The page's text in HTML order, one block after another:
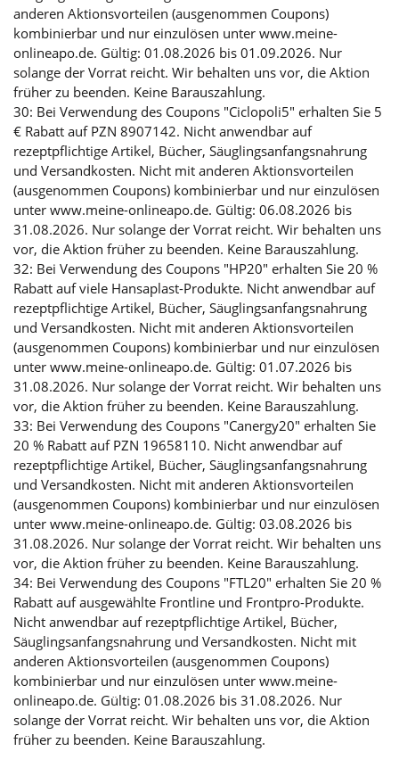
anderen Aktionsvorteilen (ausgenommen Coupons)
kombinierbar und nur einzulösen unter www.meine-
onlineapo.de. Gültig: 01.08.2026 bis 01.09.2026. Nur
solange der Vorrat reicht. Wir behalten uns vor, die Aktion
früher zu beenden. Keine Barauszahlung.
30: Bei Verwendung des Coupons "Ciclopoli5" erhalten Sie 5
€ Rabatt auf PZN 8907142. Nicht anwendbar auf
rezeptpflichtige Artikel, Bücher, Säuglingsanfangsnahrung
und Versandkosten. Nicht mit anderen Aktionsvorteilen
(ausgenommen Coupons) kombinierbar und nur einzulösen
unter www.meine-onlineapo.de. Gültig: 06.08.2026 bis
31.08.2026. Nur solange der Vorrat reicht. Wir behalten uns
vor, die Aktion früher zu beenden. Keine Barauszahlung.
32: Bei Verwendung des Coupons "HP20" erhalten Sie 20 %
Rabatt auf viele Hansaplast-Produkte. Nicht anwendbar auf
rezeptpflichtige Artikel, Bücher, Säuglingsanfangsnahrung
und Versandkosten. Nicht mit anderen Aktionsvorteilen
(ausgenommen Coupons) kombinierbar und nur einzulösen
unter www.meine-onlineapo.de. Gültig: 01.07.2026 bis
31.08.2026. Nur solange der Vorrat reicht. Wir behalten uns
vor, die Aktion früher zu beenden. Keine Barauszahlung.
33: Bei Verwendung des Coupons "Canergy20" erhalten Sie
20 % Rabatt auf PZN 19658110. Nicht anwendbar auf
rezeptpflichtige Artikel, Bücher, Säuglingsanfangsnahrung
und Versandkosten. Nicht mit anderen Aktionsvorteilen
(ausgenommen Coupons) kombinierbar und nur einzulösen
unter www.meine-onlineapo.de. Gültig: 03.08.2026 bis
31.08.2026. Nur solange der Vorrat reicht. Wir behalten uns
vor, die Aktion früher zu beenden. Keine Barauszahlung.
34: Bei Verwendung des Coupons "FTL20" erhalten Sie 20 %
Rabatt auf ausgewählte Frontline und Frontpro-Produkte.
Nicht anwendbar auf rezeptpflichtige Artikel, Bücher,
Säuglingsanfangsnahrung und Versandkosten. Nicht mit
anderen Aktionsvorteilen (ausgenommen Coupons)
kombinierbar und nur einzulösen unter www.meine-
onlineapo.de. Gültig: 01.08.2026 bis 31.08.2026. Nur
solange der Vorrat reicht. Wir behalten uns vor, die Aktion
früher zu beenden. Keine Barauszahlung.